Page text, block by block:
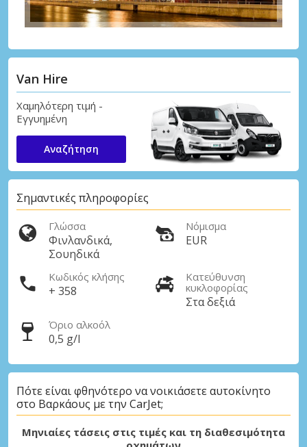
Van Hire
Χαμηλότερη τιμή -
Εγγυημένη
Αναζήτηση
Σημαντικές πληροφορίες
Γλώσσα
Φινλανδικά,
Σουηδικά
Νόμισμα
EUR
Κωδικός κλήσης
+ 358
Κατεύθυνση
κυκλοφορίας
Στα δεξιά
Όριο αλκοόλ
0,5 g/l
Πότε είναι φθηνότερο να νοικιάσετε αυτοκίνητο
στο Βαρκάους με την CarJet;
Μηνιαίες τάσεις στις τιμές και τη διαθεσιμότητα